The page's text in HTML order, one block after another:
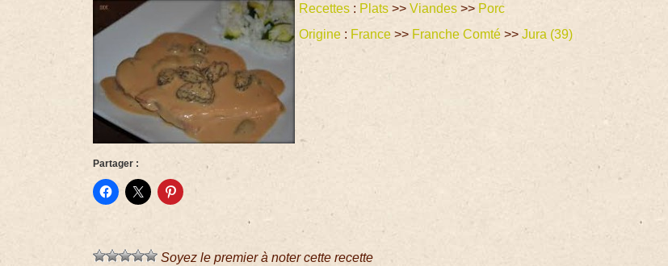
Recettes : Plats >>Viandes >> Porc
Origine : France >> Franche Comté >>Jura (39)
Partager :
Soyez le premier à noter cette recette